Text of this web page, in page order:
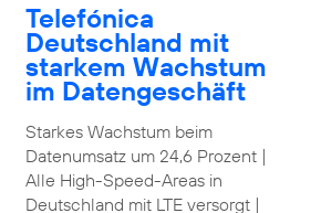
Telefónica
Deutschland mit
starkem Wachstum
im Datengeschäft
Starkes Wachstum beim
Datenumsatz um 24,6 Prozent |
Alle High-Speed-Areas in
Deutschland mit LTE versorgt |